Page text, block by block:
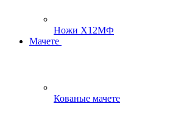
Ножи Х12МФ
Мачете
Кованые мачете